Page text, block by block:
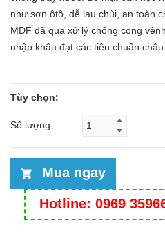
như sơn ôtô, dễ lau chùi, an toàn
MDF đã qua xử lý chống cong
nhập khẩu đạt các tiêu chuẩn
Tùy chọn:
Số lượng:
Mua ngay
Hotline: 0969